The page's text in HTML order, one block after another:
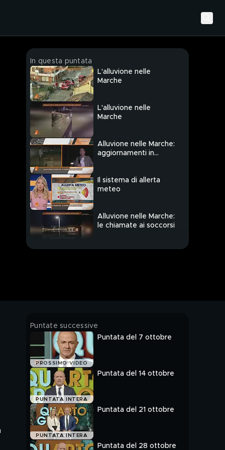
In questa puntata
L'alluvione nelle
Marche
L'alluvione nelle
Marche
Alluvione nelle Marche:
aggiornamenti in
Il sistema di allerta
meteo
Alluvione nelle Marche:
le chiamate ai soccorsi
la desolazione del
uccisa a martellate
messaggi deliranti
di Giovanni Padovani
Puntate successive
PROSSIMO VIDEO
Puntata del 7 ottobre
PUNTATA INTERA
Puntata del 14 ottobre
PUNTATA INTERA
Puntata del 21 ottobre
Puntata del 28 ottobre